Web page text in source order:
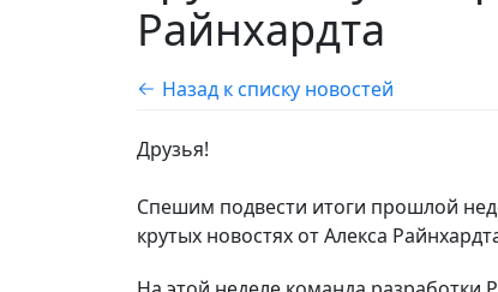
Райнхардта
Назад к списку новостей
Друзья!
Спешим подвести итоги прошлой
крутых новостях от Алекса